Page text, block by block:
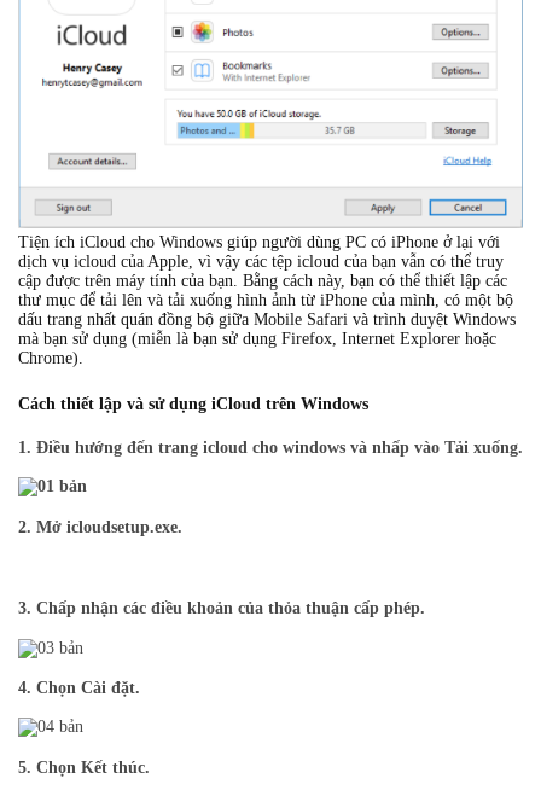
Tiện ích iCloud cho Windows giúp người dùng PC có iPhone ở lại với
dịch vụ icloud của Apple, vì vậy các tệp icloud của bạn vẫn có thể truy
cập được trên máy tính của bạn. Bằng cách này, bạn có thể thiết lập các
thư mục để tải lên và tải xuống hình ảnh từ iPhone của mình, có một bộ
dấu trang nhất quán đồng bộ giữa Mobile Safari và trình duyệt Windows
mà bạn sử dụng (miễn là bạn sử dụng Firefox, Internet Explorer hoặc
Chrome).
Cách thiết lập và sử dụng iCloud trên Windows
1. Điều hướng đến trang icloud cho windows và nhấp vào Tải xuống.
2. Mở icloudsetup.exe.
3. Chấp nhận các điều khoản của thỏa thuận cấp phép.
4. Chọn Cài đặt.
5. Chọn Kết thúc.